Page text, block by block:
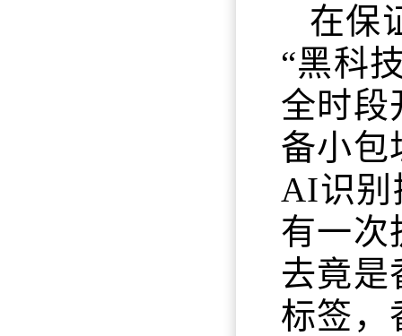
在保
“黑科
全时段
备小包
AI识别
有一次
去竟是
标签，